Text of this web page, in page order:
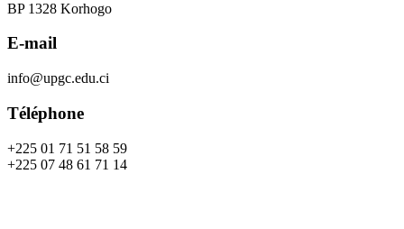
BP 1328 Korhogo
E-mail
info@upgc.edu.ci
Téléphone
+225 01 71 51 58 59
+225 07 48 61 71 14